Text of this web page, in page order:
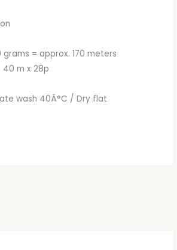
= approx. 170 meters
40 m x 28p
wash 40Â°C / Dry flat